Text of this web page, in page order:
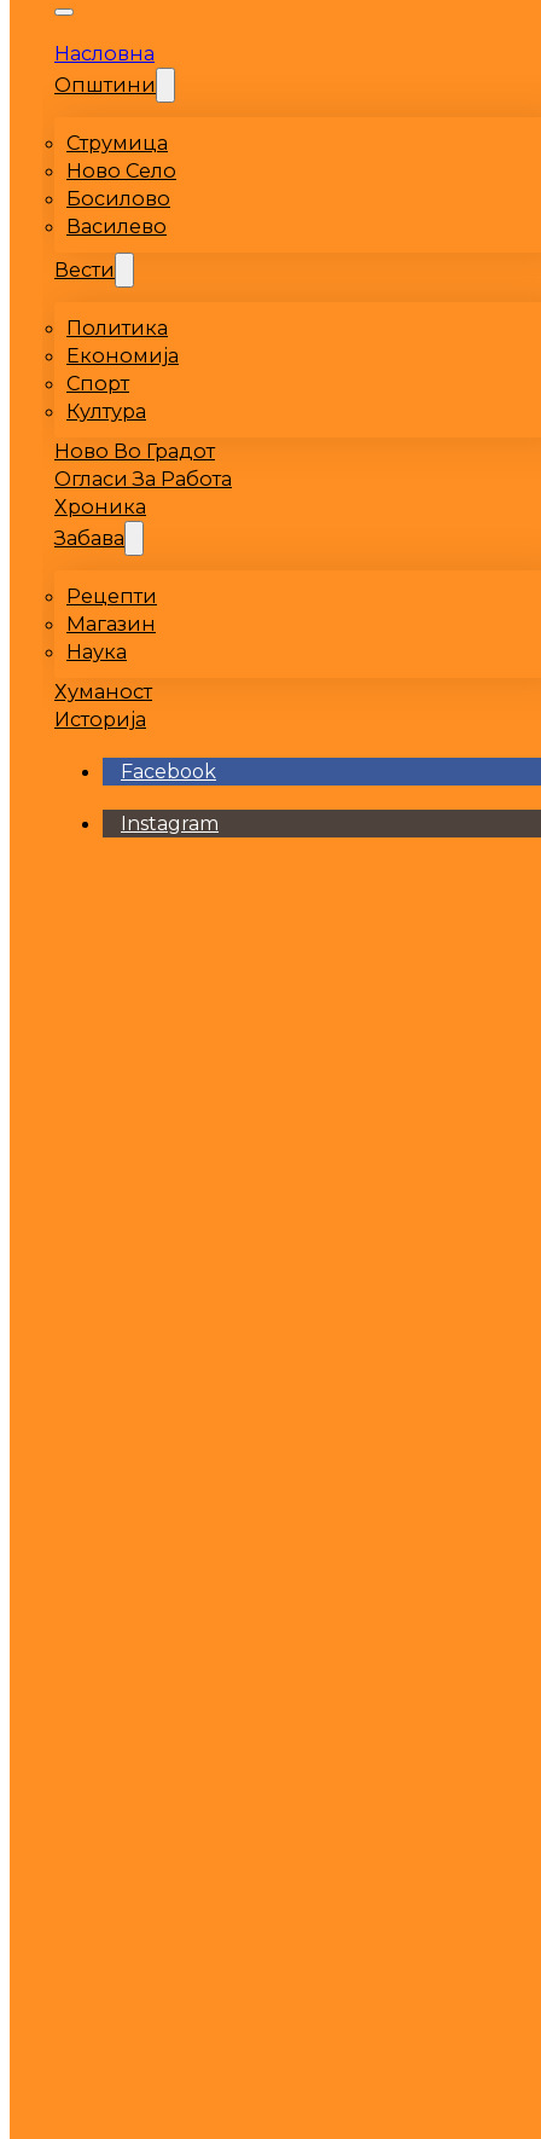
Насловна
Општини
Струмица
Ново Село
Босилово
Василево
Вести
Политика
Економија
Спорт
Култура
Ново Во Градот
Огласи За Работа
Хроника
Забава
Рецепти
Магазин
Наука
Хуманост
Историја
Facebook
Instagram